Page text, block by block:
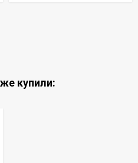
купили: